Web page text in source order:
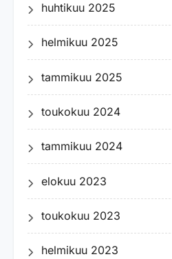
huhtikuu 2025
helmikuu 2025
tammikuu 2025
toukokuu 2024
tammikuu 2024
elokuu 2023
toukokuu 2023
helmikuu 2023